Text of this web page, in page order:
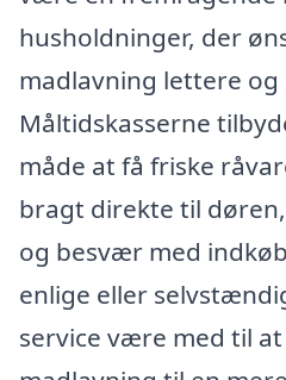
husholdninger, der
madlavning lettere
Måltidskasserne
måde at få friske
bragt direkte til
og besvær med
enlige eller
service være med til